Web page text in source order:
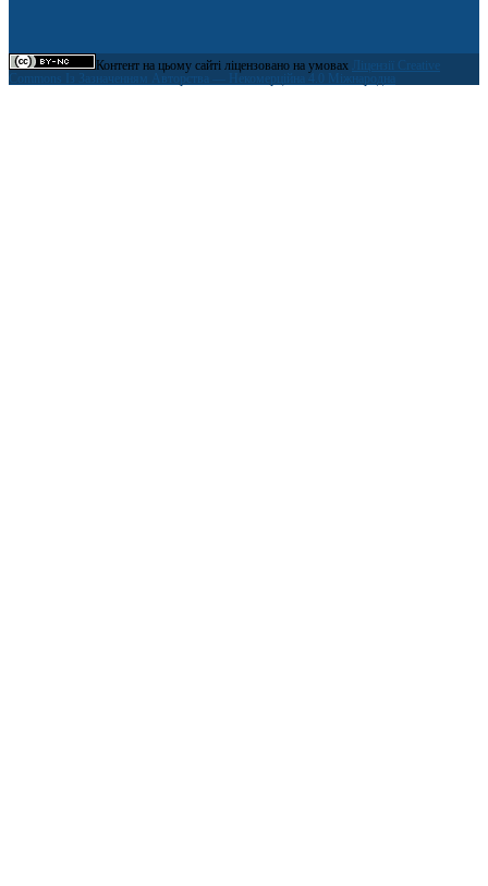
Контент на цьому сайті ліцензовано на умовах
Ліцензії Creative
Commons Із Зазначенням Авторства — Некомерційна 4.0 Міжнародна